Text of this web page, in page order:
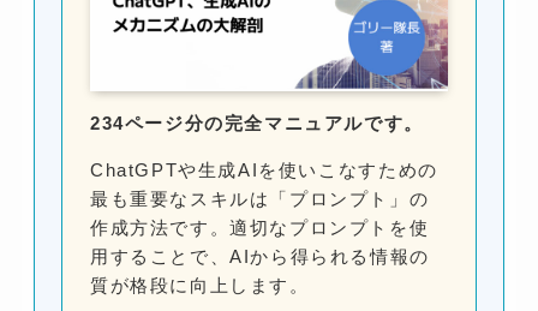
234ページ分の完全マニュアルです。
ChatGPTや生成AIを使いこなすための
最も重要なスキルは「プロンプト」の
作成方法です。適切なプロンプトを使
用することで、AIから得られる情報の
質が格段に向上します。